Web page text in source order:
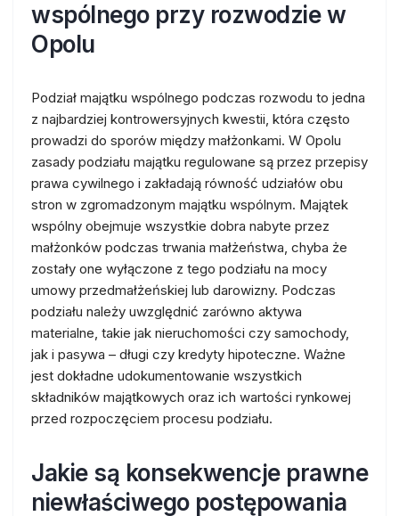
wspólnego przy rozwodzie w
Opolu
Podział majątku wspólnego podczas rozwodu to jedna
z najbardziej kontrowersyjnych kwestii, która często
prowadzi do sporów między małżonkami. W Opolu
zasady podziału majątku regulowane są przez przepisy
prawa cywilnego i zakładają równość udziałów obu
stron w zgromadzonym majątku wspólnym. Majątek
wspólny obejmuje wszystkie dobra nabyte przez
małżonków podczas trwania małżeństwa, chyba że
zostały one wyłączone z tego podziału na mocy
umowy przedmałżeńskiej lub darowizny. Podczas
podziału należy uwzględnić zarówno aktywa
materialne, takie jak nieruchomości czy samochody,
jak i pasywa – długi czy kredyty hipoteczne. Ważne
jest dokładne udokumentowanie wszystkich
składników majątkowych oraz ich wartości rynkowej
przed rozpoczęciem procesu podziału.
Jakie są konsekwencje prawne
niewłaściwego postępowania